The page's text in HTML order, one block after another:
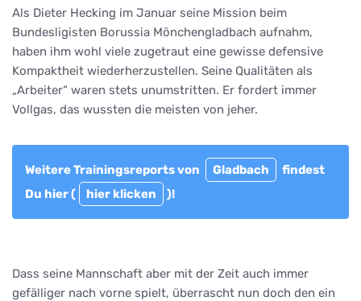
Als Dieter Hecking im Januar seine Mission beim
Bundesligisten Borussia Mönchengladbach aufnahm,
haben ihm wohl viele zugetraut eine gewisse defensive
Kompaktheit wiederherzustellen. Seine Qualitäten als
„Arbeiter“ waren stets unumstritten. Er fordert immer
Vollgas, das wussten die meisten von jeher.
Weitere Trainingsreports von Gladbach
findest
Du hier (
hier klicken )!
Dass seine Mannschaft aber mit der Zeit auch immer
gefälliger nach vorne spielt, überrascht nun doch den ein